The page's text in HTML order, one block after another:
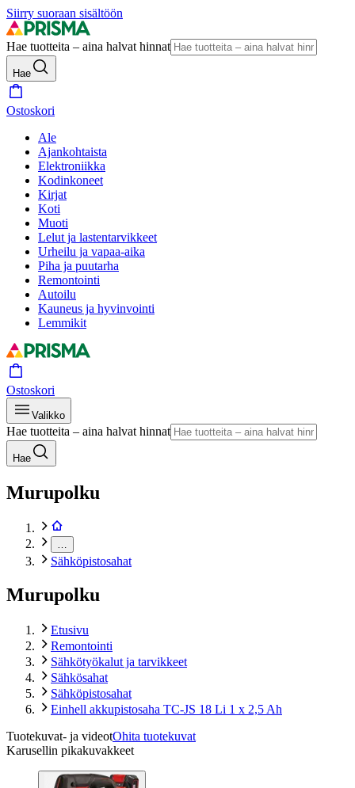
Siirry suoraan sisältöön
Hae tuotteita – aina halvat hinnat
Hae
Ostoskori
Ale
Ajankohtaista
Elektroniikka
Kodinkoneet
Kirjat
Koti
Muoti
Lelut ja lastentarvikkeet
Urheilu ja vapaa-aika
Piha ja puutarha
Remontointi
Autoilu
Kauneus ja hyvinvointi
Lemmikit
Ostoskori
Valikko
Hae tuotteita – aina halvat hinnat
Hae
Murupolku
Sähköpistosahat
Murupolku
Etusivu
Remontointi
Sähkötyökalut ja tarvikkeet
Sähkösahat
Sähköpistosahat
Einhell akkupistosaha TC-JS 18 Li 1 x 2,5 Ah
Tuotekuvat- ja videotOhita tuotekuvat
Karusellin pikakuvakkeet